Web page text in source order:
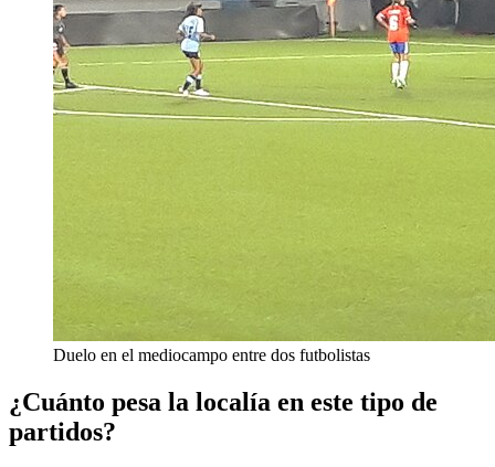
Duelo en el mediocampo entre dos futbolistas
¿Cuánto pesa la localía en este tipo de
partidos?